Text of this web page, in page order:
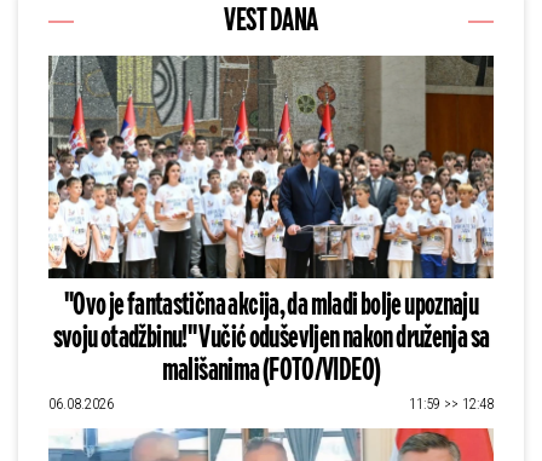
VEST DANA
"Ovo je fantastična akcija, da mladi bolje upoznaju
svoju otadžbinu!" Vučić oduševljen nakon druženja sa
mališanima (FOTO/VIDEO)
06.08.2026 11:59 >> 12:48